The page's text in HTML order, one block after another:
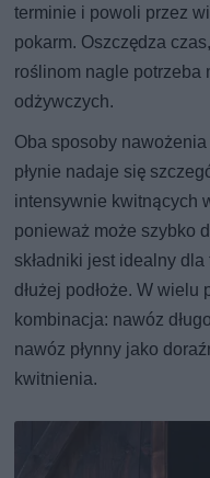
terminie i powoli przez
pokarm. Oszczędza
roślinom nagle potrzeba
odżywczych.
Oba sposoby
płynie nadaje się
intensywnie kwitnących
ponieważ może szybko
składniki jest idealny
dłużej podłoże. W wielu
kombinacja: nawóz
nawóz płynny jako
kwitnienia.